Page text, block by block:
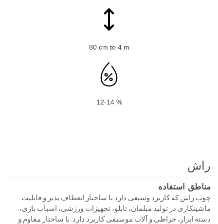
80 cm to 4 m
12-14 %
راش
مناطق استفاده
چوب راش که کاربرد وسیعی دارد با ساختار انعطاف پذیر و قابلیت
ماشینکاری در تولید مبلمان، تابلو، تجهیزات ورزشی، اسباب بازی،
دسته ابزار، خراطی و آلات موسیقی کاربرد دارد. با ساختار مقاوم و